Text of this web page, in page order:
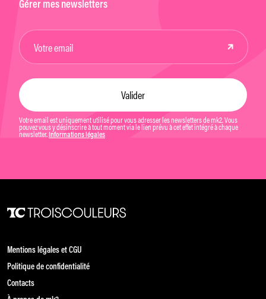
Gérer mes newsletters
Votre email est uniquement utilisé pour vous adresser les newsletters de mk2. Vous
pouvez vous y désinscrire à tout moment via le lien prévu à cet effet intégré à chaque
newsletter. Informations légales
Mentions légales et CGU
Politique de confidentialité
Contacts